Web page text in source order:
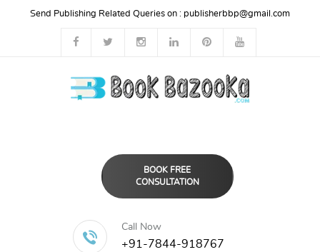
Send Publishing Related Queries on : publisherbbp@gmail.com
BOOK FREE
CONSULTATION
Call Now
+91-7844-918767